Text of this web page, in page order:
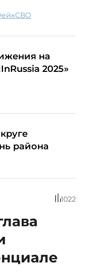
фейк СВО
на
2025»
района
1022